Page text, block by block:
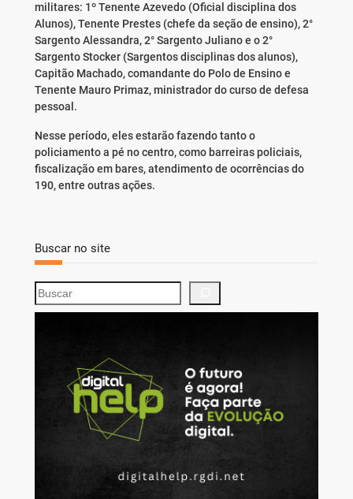
militares: 1º Tenente Azevedo (Oficial disciplina dos
Alunos), Tenente Prestes (chefe da seção de ensino), 2°
Sargento Alessandra, 2° Sargento Juliano e o 2°
Sargento Stocker (Sargentos disciplinas dos alunos),
Capitão Machado, comandante do Polo de Ensino e
Tenente Mauro Primaz, ministrador do curso de defesa
pessoal.
Nesse período, eles estarão fazendo tanto o
policiamento a pé no centro, como barreiras policiais,
fiscalização em bares, atendimento de ocorrências do
190, entre outras ações.
Buscar no site
S
e